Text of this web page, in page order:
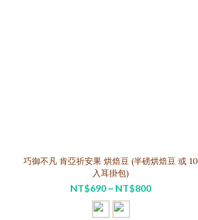
巧御不凡 肯亞祈安果 烘焙豆 (半磅烘焙豆 或 10
入耳掛包)
NT$690 ~ NT$800